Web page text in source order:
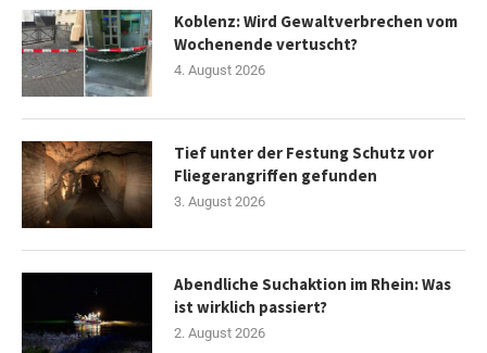
Koblenz: Wird Gewaltverbrechen vom
Wochenende vertuscht?
4. August 2026
Tief unter der Festung Schutz vor
Fliegerangriffen gefunden
3. August 2026
Abendliche Suchaktion im Rhein: Was
ist wirklich passiert?
2. August 2026